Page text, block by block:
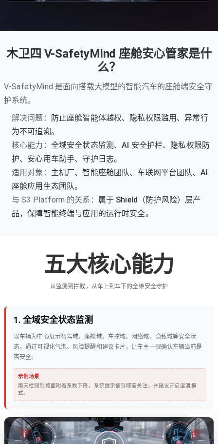
木卫四 V-SafetyMind 座舱安心管家是什
么？
V-SafetyMind 是面向搭载大模型的智能汽车的座舱端安全守
护系统。
解决问题：
防止座舱智能体越权、隐私权限滥用、异常行
为不可追溯。
核心能力： 全域安全状态监测、AI 安全护栏、隐私权限防
护、安心用车助手、守护日志。
适用对象： 主机厂、智能座舱团队、车联网平台团队、AI
座舱应用生态团队。
与 S3 Platform 的关系： 属于 Shield（防护风险）层产
品，保障智能终端与应用的运行时安全。
五大核心能力
从监测到拦截，从车上到车下的全维安全守护
1. 全域安全状态监测
以车辆为中心展示智驾域、座舱域、车控域、网络域、隐私域等安全状
态。通过可视化气泡、风险提醒和建议卡片，让车主一眼确认车辆当前是
否安全。
示例场景
雨天检测到路面附着系数下降，系统提示智驾域需关注，并建议开启湿滑模
式。